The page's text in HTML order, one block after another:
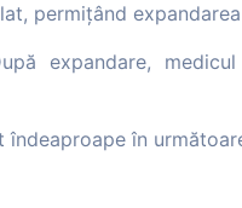
permițând
expandare,
îndeaproape în